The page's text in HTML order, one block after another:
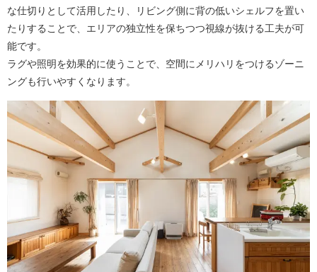
な仕切りとして活用したり、リビング側に背の低いシェルフを置い
たりすることで、エリアの独立性を保ちつつ視線が抜ける工夫が可
能です。
ラグや照明を効果的に使うことで、空間にメリハリをつけるゾーニ
ングも行いやすくなります。